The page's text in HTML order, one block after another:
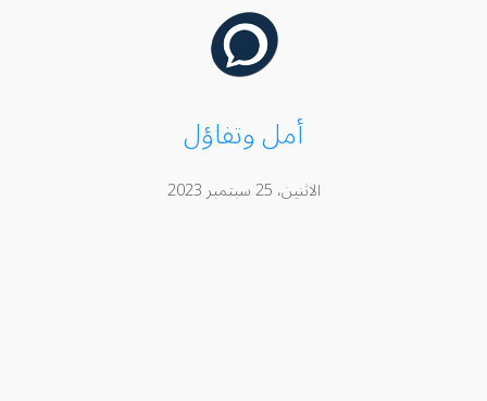
أمل وتفاؤل
الاثنين، 25 سبتمبر 2023